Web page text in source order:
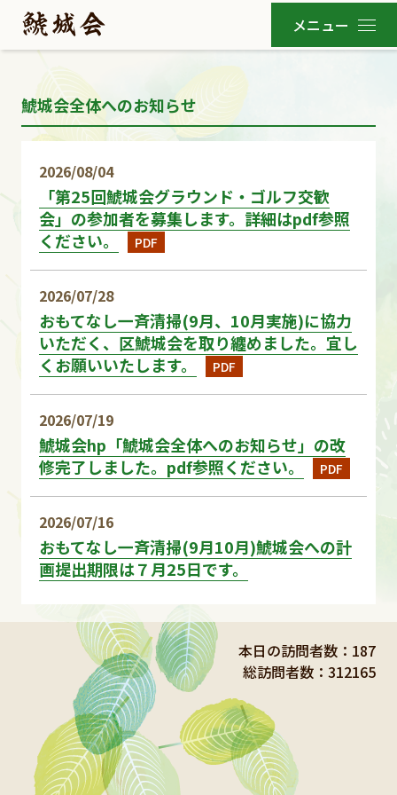
鯱城会全体へのお知らせ
2026/08/04
「第25回鯱城会グラウンド・ゴルフ交歓
会」の参加者を募集します。詳細はpdf参照
ください。
PDF
2026/07/28
おもてなし一斉清掃(9月、10月実施)に協力
いただく、区鯱城会を取り纏めました。宜し
くお願いいたします。
PDF
2026/07/19
鯱城会hp「鯱城会全体へのお知らせ」の改
修完了しました。pdf参照ください。
PDF
2026/07/16
おもてなし一斉清掃(9月10月)鯱城会への計
画提出期限は７月25日です。
2026/07/09
区会活動報告令和８年度に活動している同好
2026/07/07
区会活動報告令和８年度期別会員数調査
本日の訪問者数：187
総訪問者数：312165